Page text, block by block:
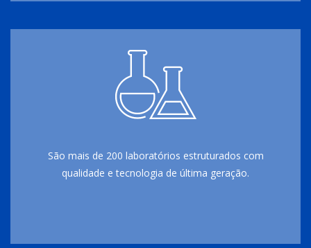
São mais de 200 laboratórios estruturados com
qualidade e tecnologia de última geração.